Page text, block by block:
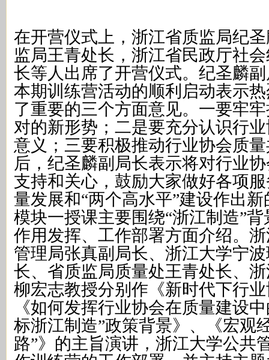
在开营仪式上，浙江省质监局纪
监局王青处长，浙江省民政厅社
长等人出席了开营仪式。纪圣麟
本期训练营活动的顺利启动表示
了重要的三个方面意见。一要牢
对的新形势；二是要充分认识行
意义；三要积极推动行业协会质
后，纪圣麟副局长表示将对行业
支持和关心，鼓励大家做好各项
量发展和“两个高水平”建设作出
模块一授课主要围绕“浙江制造”
作用发挥、工作部署方面介绍。
管理局张真副局长、浙江大学宁
长、省质监局质量处王青处长、
柳宏志教授分别作《新时代下行
《如何发挥行业协会在质量建设
标浙江制造”政策背景》、《宏观
路”》的主旨演讲，浙江大学公共